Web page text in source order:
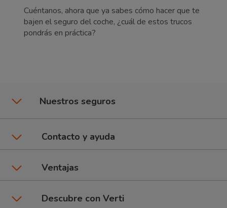
Cuéntanos, ahora que ya sabes cómo hacer que te
bajen el seguro del coche, ¿cuál de estos trucos
pondrás en práctica?
Nuestros seguros
Seguros de coche
Seguros de moto
Contacto y ayuda
Asistencia y contacto
Ventajas
Promociones y beneficios
Descubre con Verti